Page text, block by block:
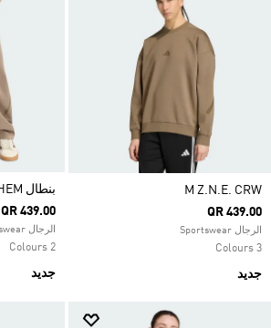
M Z.N.E. CRW
QR 439.00
الرجال Sportswear
3 Colours
جديد
بنطال ADIDAS Z.N.E. OPEN HEM
QR 439.00
الرجال Sportswear
2 Colours
جديد